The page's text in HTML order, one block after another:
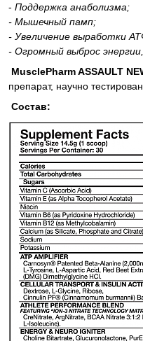
- Поддержка анаболизма;
- Мышечный памп;
- Увеличение выработки
- Огромный выброс энергии,
MusclePharm ASSAULT
препарат, научно
Состав: